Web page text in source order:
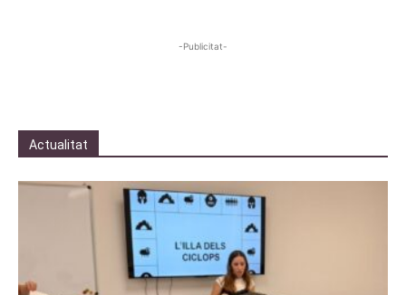
-Publicitat-
Actualitat